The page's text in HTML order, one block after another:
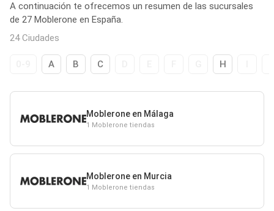
A continuación te ofrecemos un resumen de las sucursales
de 27 Moblerone en España.
24 Ciudades
A B C H
Moblerone en Málaga
1 Moblerone tiendas
Moblerone en Murcia
1 Moblerone tiendas